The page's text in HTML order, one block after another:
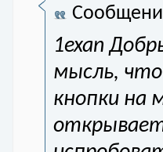
1exan
мысль, что
кнопки на